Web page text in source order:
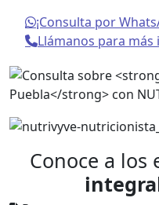
¡Consulta por
Llámanos para
Conoce a los